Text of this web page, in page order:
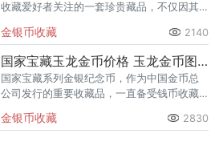
收藏爱好者关注的一套珍贵藏品，不仅因其
限量发行的特殊性质而备受追捧。据悉，中
华传统瑞兽龟金银币价格在18
金银币收藏 2140
国家宝藏玉龙金币价格 玉龙金币图片价格
国家宝藏系列金银纪念币，作为中国金币总
公司发行的重要收藏品，一直备受钱币收藏
明曙光）金银纪念币中的15克玉龙金币，目
金银币收藏 2830